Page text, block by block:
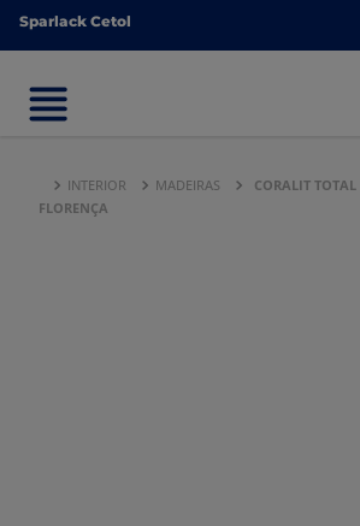
Sparlack Cetol
Sparlack Cetol
INTERIOR MADEIRAS
CORALIT
FLORENÇA